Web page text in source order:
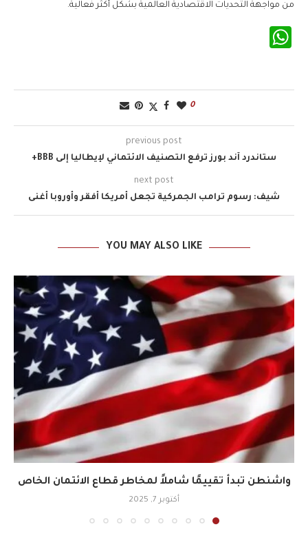
من مواجهة التحديات الاقتصادية العالمية بشكل أكثر فعالية.
0
previous post
ستاندرد آند بورز ترفع التصنيف الائتماني لإيطاليا إلى BBB+
next post
شيف: رسوم ترامب الجمركية تجعل أمريكا أفقر وأوروبا أغنى
YOU MAY ALSO LIKE
واشنطن تبدأ تقييمًا شاملاً لمخاطر قطاع الائتمان الخاص
أكتوبر 7, 2025